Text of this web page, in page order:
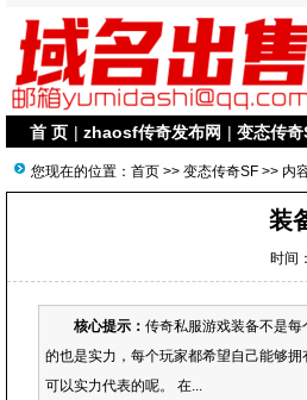
首 页 | zhaosf传奇发布网 | 变态传奇
您现在的位置： 首页 >> 变态传奇SF >> 内
装
时间
核心提示： 传奇私服游戏装备不是
的也是实力，每个玩家都希望自己能够
可以实力代表的呢。 在...